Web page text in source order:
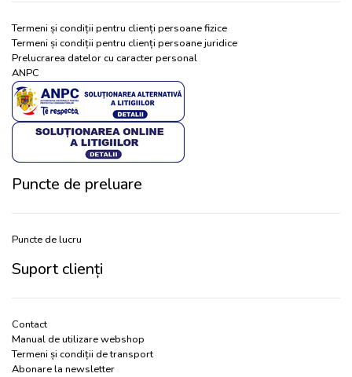
Termeni și condiții pentru clienți persoane fizice
Termeni și condiții pentru clienți persoane juridice
Prelucrarea datelor cu caracter personal
ANPC
Puncte de preluare
Puncte de lucru
Suport clienți
Contact
Manual de utilizare webshop
Termeni și condiții de transport
Abonare la newsletter